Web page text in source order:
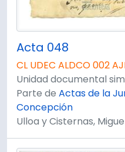
Acta 048
CL UDEC ALDCO 002
Unidad documental
Parte de Actas de la
Concepción
Ulloa y Cisternas,